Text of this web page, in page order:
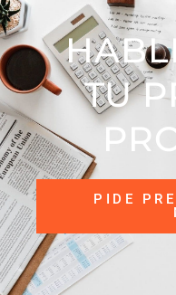
TU
PIDE